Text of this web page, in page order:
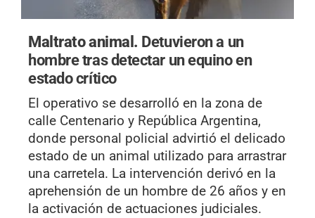
Maltrato animal. Detuvieron a un
hombre tras detectar un equino en
estado crítico
El operativo se desarrolló en la zona de
calle Centenario y República Argentina,
donde personal policial advirtió el delicado
estado de un animal utilizado para arrastrar
una carretela. La intervención derivó en la
aprehensión de un hombre de 26 años y en
la activación de actuaciones judiciales.